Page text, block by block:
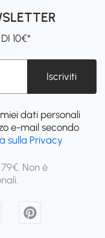
10€*
Iscriviti
dati personali
e-mail secondo
sulla Privacy
Non è